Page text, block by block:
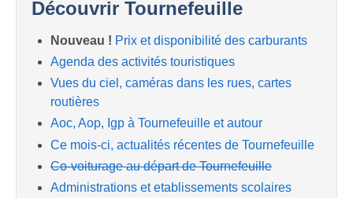
Découvrir Tournefeuille
Nouveau ! Prix et disponibilité des carburants
Agenda des activités touristiques
Vues du ciel, caméras dans les rues, cartes
routières
Aoc, Aop, Igp à Tournefeuille et autour
Ce mois-ci, actualités récentes de Tournefeuille
Co-voiturage au départ de Tournefeuille
Administrations et etablissements scolaires